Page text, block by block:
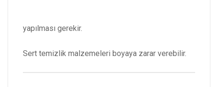
yapılması gerekir.
Sert temizlik malzemeleri boyaya zarar verebilir.